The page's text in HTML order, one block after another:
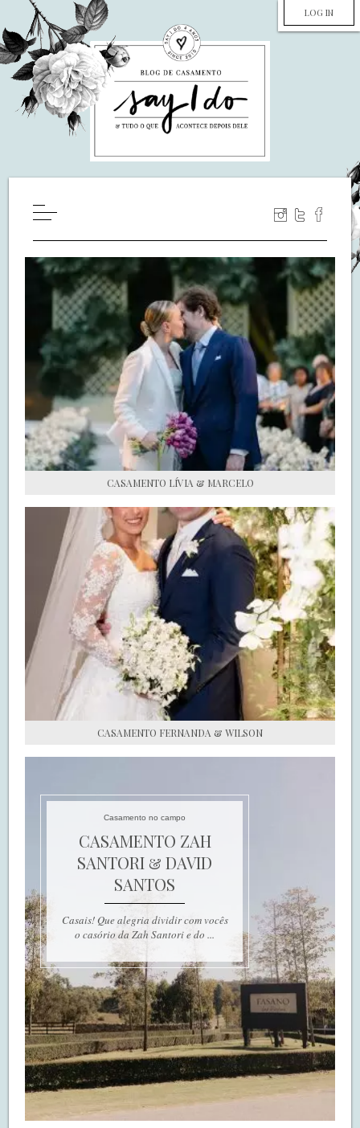
LOG IN
WILL YOU MARRY ME?
LUA DE MEL
COZINHA
DECORAÇÃO
DE NOIVA PRA NOIVA
S.O.S CASADAS
FALE COM O SAY I DO
CASAMENTO LÍVIA & MARCELO
CASAMENTO FERNANDA & WILSON
Casamento no campo
CASAMENTO ZAH
SANTORI & DAVID
SANTOS
Casais! Que alegria dividir com vocês
o casório da Zah Santori e do ...